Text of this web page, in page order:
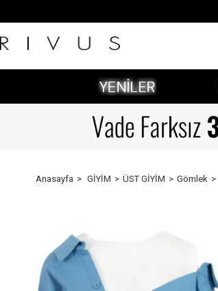
Anasayfa GİYİM ÜST GİYİM Gömlek